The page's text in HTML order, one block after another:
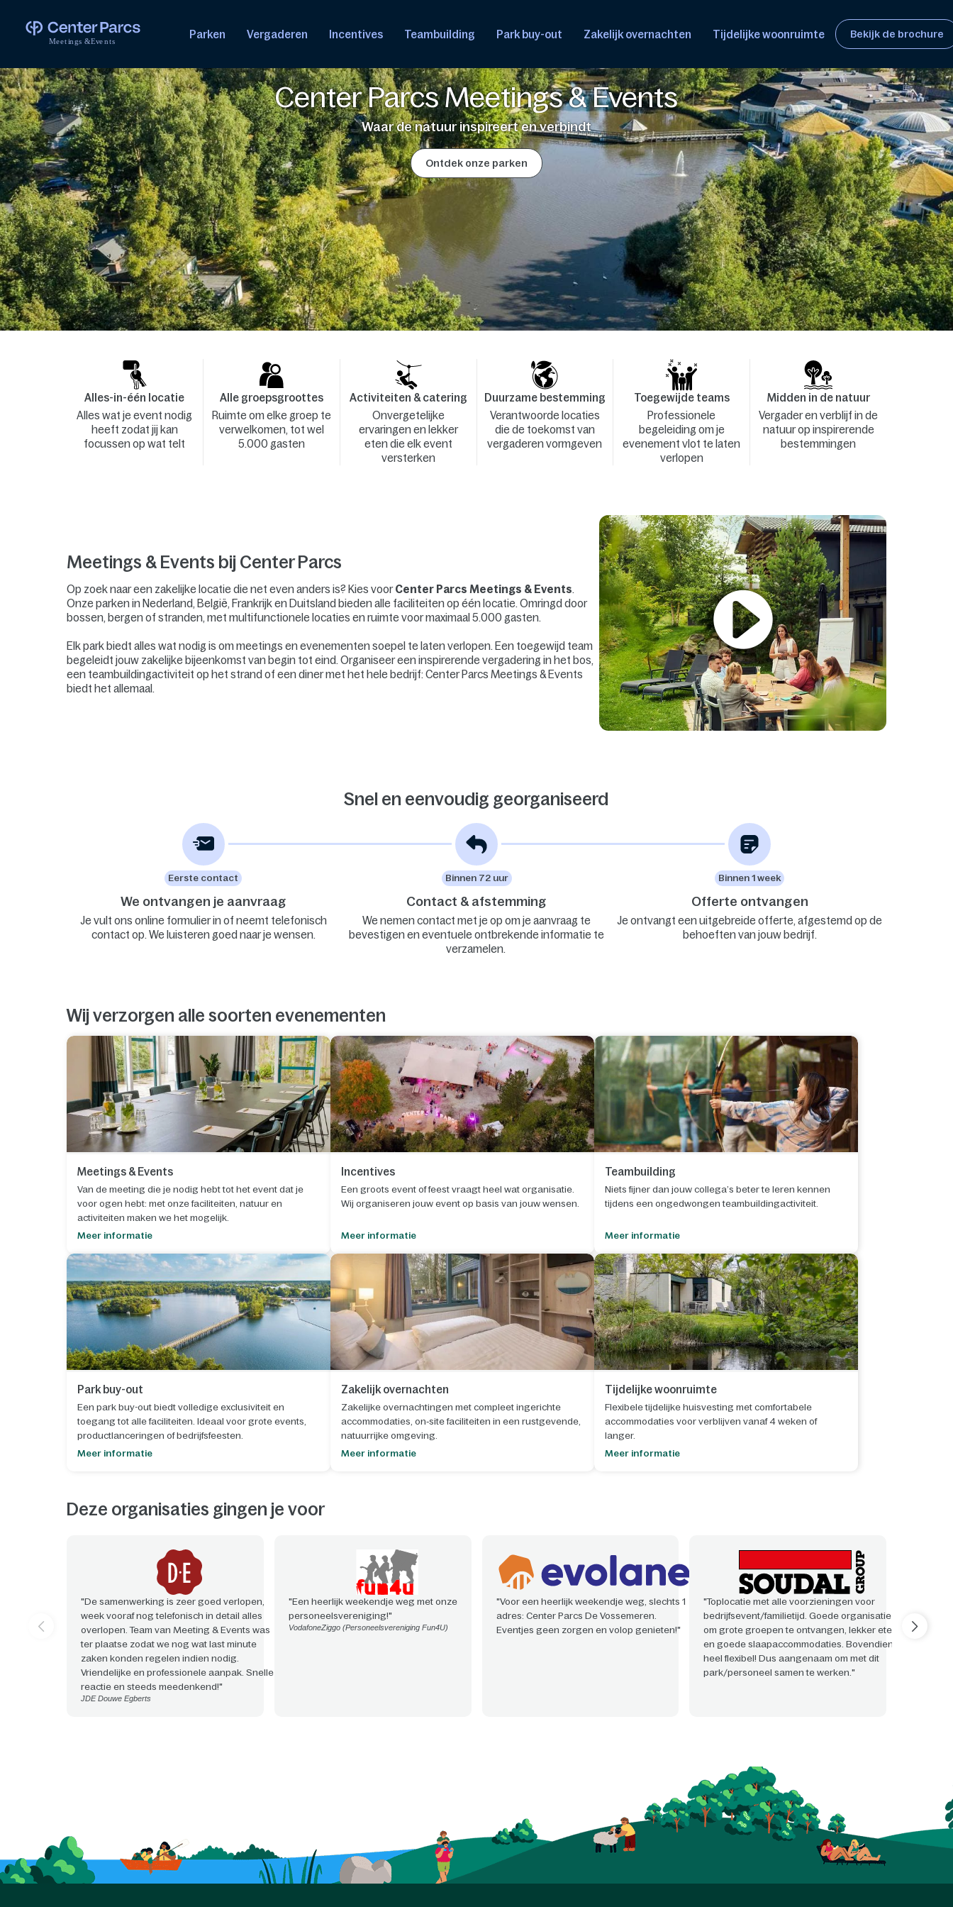
Meetings &Events
Parken Vergaderen Incentives Teambuilding Park buy-out Zakelijk overnachten Tijdelijke woonruimte Bekijk de brochure
Center Parcs Meetings & Events
Waar de natuur inspireert en verbindt
Ontdek onze parken
Alles-in-één locatie
Alles wat je event nodig
heeft zodat jij kan
focussen op wat telt
Alle groepsgroottes
Ruimte om elke groep te
verwelkomen, tot wel
5.000 gasten
Activiteiten & catering
Onvergetelijke
ervaringen en lekker
eten die elk event
versterken
Duurzame bestemming
Verantwoorde locaties
die de toekomst van
vergaderen vormgeven
Toegewijde teams
Professionele
begeleiding om je
evenement vlot te laten
verlopen
Midden in de natuur
Vergader en verblijf in de
natuur op inspirerende
bestemmingen
Meetings & Events bij Center Parcs
Op zoek naar een zakelijke locatie die net even anders is? Kies voorCenter Parcs Meetings & Events.
Onze parken in Nederland, België, Frankrijk en Duitsland bieden alle faciliteiten op één locatie. Omringd door
bossen, bergen of stranden, met multifunctionele locaties en ruimte voor maximaal 5.000 gasten.
Elk park biedt alles wat nodig is om meetings en evenementen soepel te laten verlopen. Een toegewijd team
begeleidt jouw zakelijke bijeenkomst van begin tot eind. Organiseer een inspirerende vergadering in het bos,
een teambuildingactiviteit op het strand of een diner met het hele bedrijf: Center Parcs Meetings & Events
biedt het allemaal.
Snel en eenvoudig georganiseerd
Eerste contact
We ontvangen je aanvraag
Je vult ons online formulier in of neemt telefonisch
contact op. We luisteren goed naar je wensen.
Binnen 72 uur
Contact & afstemming
We nemen contact met je op om je aanvraag te
bevestigen en eventuele ontbrekende informatie te
verzamelen.
Binnen 1 week
Offerte ontvangen
Je ontvangt een uitgebreide offerte, afgestemd op de
behoeften van jouw bedrijf.
Wij verzorgen alle soorten evenementen
Meetings & Events
Van de meeting die je nodig hebt tot het event dat je
voor ogen hebt: met onze faciliteiten, natuur en
activiteiten maken we het mogelijk.
Meer informatie
Incentives
Een groots event of feest vraagt heel wat organisatie.
Wij organiseren jouw event op basis van jouw wensen.
Meer informatie
Teambuilding
Niets fijner dan jouw collega’s beter te leren kennen
tijdens een ongedwongen teambuildingactiviteit.
Meer informatie
Park buy-out
Een park buy-out biedt volledige exclusiviteit en
toegang tot alle faciliteiten. Ideaal voor grote events,
productlanceringen of bedrijfsfeesten.
Meer informatie
Zakelijk overnachten
Zakelijke overnachtingen met compleet ingerichte
accommodaties, on‑site faciliteiten in een rustgevende,
natuurrijke omgeving.
Meer informatie
Tijdelijke woonruimte
Flexibele tijdelijke huisvesting met comfortabele
accommodaties voor verblijven vanaf 4 weken of
langer.
Meer informatie
Deze organisaties gingen je voor
"De samenwerking is zeer goed verlopen,
week vooraf nog telefonisch in detail alles
overlopen. Team van Meeting & Events was
ter plaatse zodat we nog wat last minute
zaken konden regelen indien nodig.
Vriendelijke en professionele aanpak. Snelle
reactie en steeds meedenkend!"
JDE Douwe Egberts
"Een heerlijk weekendje weg met onze
personeelsvereniging!"
VodafoneZiggo (Personeelsvereniging Fun4U)
"Voor een heerlijk weekendje weg, slechts 1
adres: Center Parcs De Vossemeren.
Eventjes geen zorgen en volop genieten!"
"Toplocatie met alle voorzieningen voor
bedrijfsevent/familietijd. Goede organisatie
om grote groepen te ontvangen, lekker eten!
en goede slaapaccommodaties. Bovendien
heel flexibel! Dus aangenaam om met dit
park/personeel samen te werken."
vonden